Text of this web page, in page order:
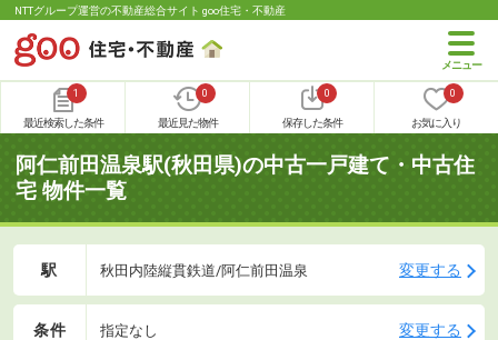
NTTグループ運営の不動産総合サイト goo住宅・不動産
1
最近検索した条件
0
最近見た物件
0
保存した条件
0
お気に入り
阿仁前田温泉駅(秋田県)の中古一戸建て・中古住
宅 物件一覧
駅 秋田内陸縦貫鉄道/阿仁前田温泉 変更する
条件 指定なし 変更する